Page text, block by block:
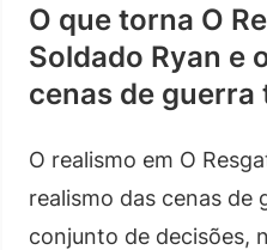
O que torna O
Soldado Ryan e
cenas de guerra
O realismo em O
realismo das cenas de
conjunto de decisões,